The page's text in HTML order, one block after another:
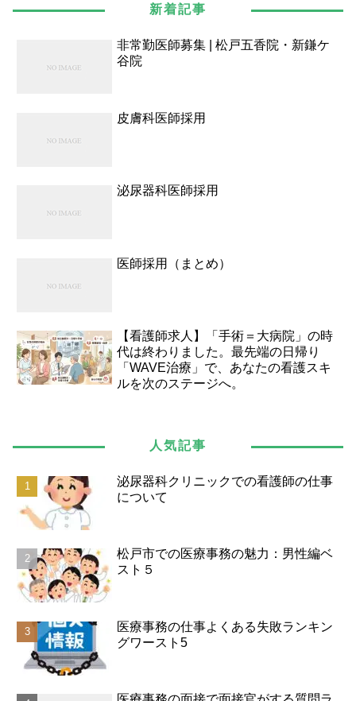
新着記事
非常勤医師募集 | 松戸五香院・新鎌ケ
谷院
皮膚科医師採用
泌尿器科医師採用
医師採用（まとめ）
【看護師求人】「手術＝大病院」の時
代は終わりました。最先端の日帰り
「WAVE治療」で、あなたの看護スキ
ルを次のステージへ。
人気記事
泌尿器科クリニックでの看護師の仕事
について
松戸市での医療事務の魅力：男性編ベ
スト５
医療事務の仕事よくある失敗ランキン
グワースト5